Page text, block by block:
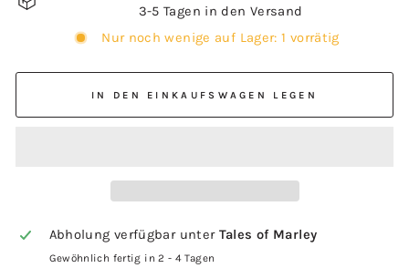
3-5 Tagen in den Versand
Nur noch wenige auf Lager: 1 vorrätig
IN DEN EINKAUFSWAGEN LEGEN
Abholung verfügbar unter Tales of Marley
Gewöhnlich fertig in 2 - 4 Tagen